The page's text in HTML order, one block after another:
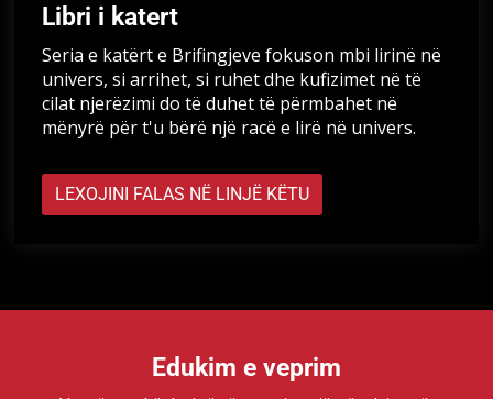
Libri i katert
Seria e katërt e Brifingjeve fokuson mbi lirinë në
univers, si arrihet, si ruhet dhe kufizimet në të
cilat njerëzimi do të duhet të përmbahet në
mënyrë për t'u bërë një racë e lirë në univers.
LEXOJINI FALAS NË LINJË KËTU
Edukim e veprim